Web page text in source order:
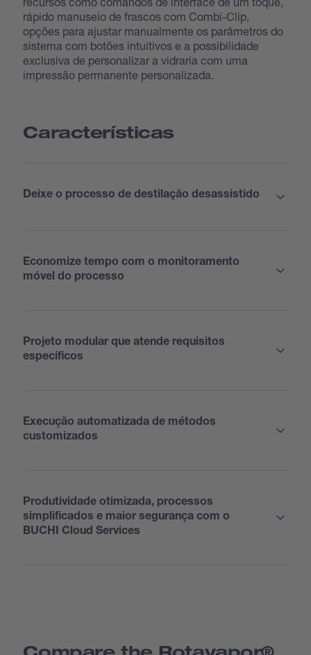
rápido manuseio de frascos com Combi-Clip,
opções para ajustar manualmente os parâmetros do
sistema com botões intuitivos e a possibilidade
exclusiva de personalizar a vidraria com uma
impressão permanente personalizada.
Características
Deixe o processo de destilação desassistido
Economize tempo com o monitoramento
móvel do processo
Projeto modular que atende requisitos
específicos
Execução automatizada de métodos
customizados
Produtividade otimizada, processos
simplificados e maior segurança com o
BUCHI Cloud Services